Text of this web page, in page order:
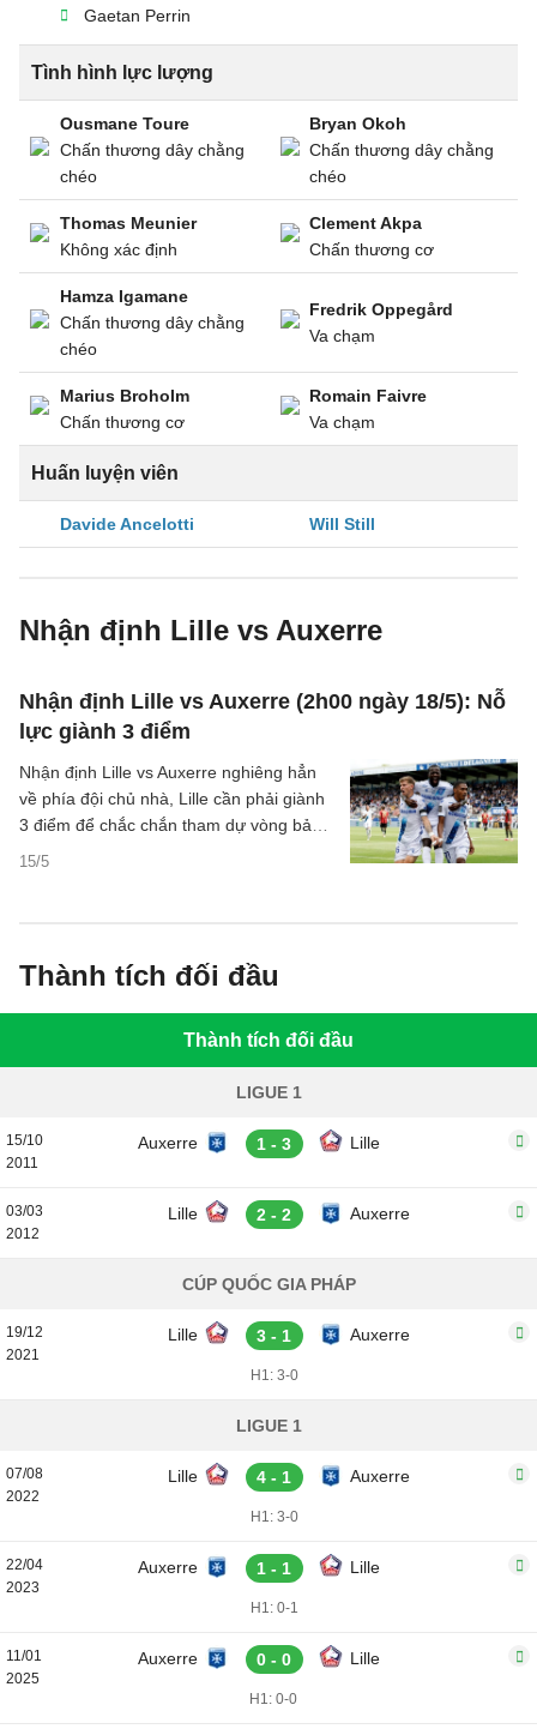
Gaetan Perrin
Tình hình lực lượng
Ousmane Toure
Chấn thương dây chằng
chéo
Bryan Okoh
Chấn thương dây chằng
chéo
Thomas Meunier
Không xác định
Clement Akpa
Chấn thương cơ
Hamza Igamane
Chấn thương dây chằng
chéo
Fredrik Oppegård
Va chạm
Marius Broholm
Chấn thương cơ
Romain Faivre
Va chạm
Huấn luyện viên
Davide Ancelotti Will Still
Nhận định Lille vs Auxerre
Nhận định Lille vs Auxerre (2h00 ngày 18/5): Nỗ
lực giành 3 điểm
15/5
Nhận định Lille vs Auxerre nghiêng hẳn
về phía đội chủ nhà, Lille cần phải giành
3 điểm để chắc chắn tham dự vòng bảng
Champions League mùa tới.
Thành tích đối đầu
Thành tích đối đầu
LIGUE 1
15/10
2011
Auxerre 1 - 3 Lille
03/03
2012
Lille 2 - 2 Auxerre
CÚP QUỐC GIA PHÁP
19/12
2021
Lille 3 - 1 Auxerre
H1: 3-0
LIGUE 1
07/08
2022
Lille 4 - 1 Auxerre
H1: 3-0
22/04
2023
Auxerre 1 - 1 Lille
H1: 0-1
11/01
2025
Auxerre 0 - 0 Lille
H1: 0-0